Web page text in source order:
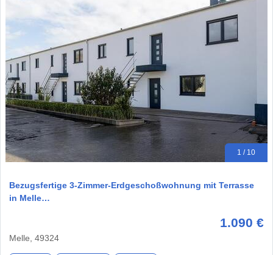
1 / 10
Bezugsfertige 3-Zimmer-Erdgeschoßwohnung mit Terrasse
in Melle…
1.090 €
Melle, 49324